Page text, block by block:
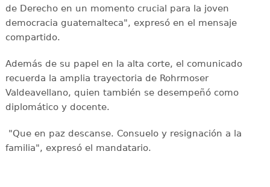
de Derecho en un momento crucial para la joven
democracia guatemalteca", expresó en el mensaje
compartido.
Además de su papel en la alta corte, el comunicado
recuerda la amplia trayectoria de Rohrmoser
Valdeavellano, quien también se desempeñó como
diplomático y docente.
"Que en paz descanse. Consuelo y resignación a la
familia", expresó el mandatario.